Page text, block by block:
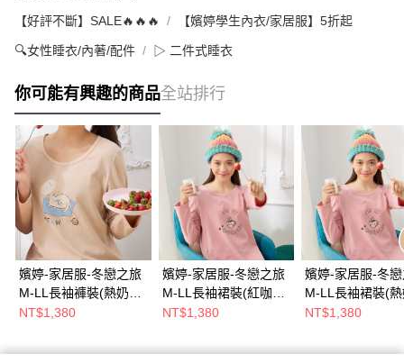
【好評不斷】SALE🔥🔥🔥 【嬪婷學生內衣/家居服】5折起
🔍女性睡衣/內著/配件 ▷ 二件式睡衣
你可能有興趣的商品全站排行
嬪婷-家居服-冬戀之旅
M-LL長袖褲裝(熱奶茶)
BL8069SU
NT$1,380
嬪婷-家居服-冬戀之旅
M-LL長袖裙裝(紅咖啡)
BF8069LA
NT$1,380
嬪婷-家居服-冬
M-LL長袖裙裝(
BF8069SU
NT$1,380